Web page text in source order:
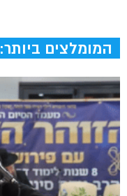
המומלצים ביותר: